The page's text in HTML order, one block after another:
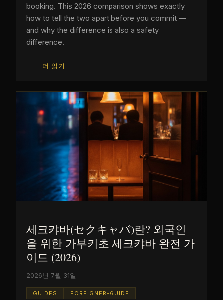
booking. This 2026 comparison shows exactly
how to tell the two apart before you commit —
and why the difference is also a safety
difference.
더 읽기
세크캬바(セクキャバ)란? 외국인
을 위한 가부키초 세크캬바 완전 가
이드 (2026)
2026년 7월 31일
GUIDES FOREIGNER-GUIDE